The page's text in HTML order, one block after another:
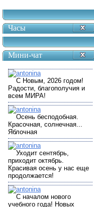
Часы
Мини-чат